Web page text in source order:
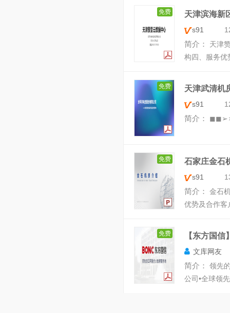
免费 天津滨海新
s91
简介：
天津
构 四、服务
免费 天津武清机
s91
简介： ◼
免费 石家庄金石
s91
简介：
金石
优势及合作客
免费 【东方国信
文库网友
简介：
领先
公司•全球领